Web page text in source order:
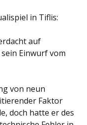
in Tiflis:
auf
Einwurf vom
von neun
Faktor
doch hatte er des